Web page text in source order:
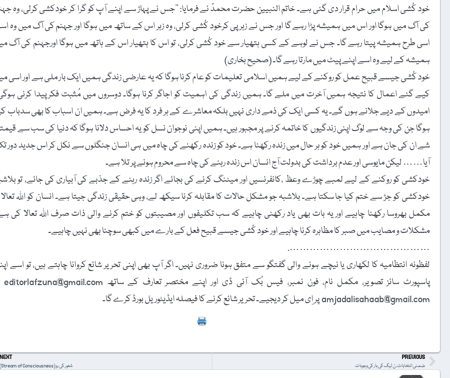
خود کُشی اسلام میں حرام قرار دی گئی ہے۔ خاتم النبیین حضرت محمدؐ نے فرمایا: ’’جس نے پہاڑ سے اپنے آپ کو گرا کر خودکشی کرلی، وہ
کی آگ میں ہوگا اور اس میں ہمیشہ پڑا رہے گا اور جس نے زہر پی کرخود کُشی کرلی، وہ زہر اس کے ساتھ میں ہوگا اور جہنم کی آگ میں وہ
اسی طرح ہمیشہ پیتا رہے گا۔ جس نے لوہے کے کسی ہتھیار سے خود کُشی کرلی، تو اس کا ہتھیار اس کے ہاتھ میں ہوگا اورجہنم کی آگ
ہمیشہ کے لیے وہ اسے اپنے پیٹ میں مارتا رہے گا۔ (صحیح بخاری)
خود کُشی جیسے قبیح عمل کو روکنے کے لیے ہمیں اسلامی تعلیمات کو عام کرنا ہوگا کہ یہ عارضی زندگی ہمیں ایک بار ملی ہے اور اسی
کیے گئے اعمال کا نتیجہ ہمیں آخرت میں ملے گا۔ ہمیں زندگی کی اہمیت کو اجاگر کرنا ہوگا۔ دوسروں میں مُثبت فکر پیدا کرنی
امیدوں کے دیے جلانے ہوں گے۔ یہ کسی ایک کی ذمے داری نہیں بلکہ معاشرے کے ہر فرد کا یہ فرض ہے۔ ہمیں ان اسباب کا بھی سدباب
ہوگا جن کی وجہ سے لوگ اپنی زندگیوں کا خاتمہ کرنے پر مجبور ہیں۔ ہمیں اپنی نوجوان نسل کو یہ احساس دلانا ہوگا کہ دنیا کی سب سے
شے ان کی جان ہے اور ہمیں خود کو ہر حال میں زندہ رکھنا ہے۔ خود کو زندہ رکھنے کی چاہ میں ہی انسان جنگلوں سے نکل کر اس جدید دور
آیا…… لیکن مایوسی اور عدم برداشت کی بدولت آج انسان اس زندہ رہنے کی چاہ سے محروم ہونے پر تلا ہے۔
خودکشی کو روکنے کے لیے لمبے چوڑے وعظ ،کانفرنسیں اور میٹنگ کرنے کی بجائے اگر زندہ رہنے کے جذبے کی آبیاری کی جائے، تو
خودکشی کو جڑ سے ختم کیا جا سکتا ہے۔ بلاشبہ جو مشکل حالات کا مقابلہ کرنا سیکھ لے، وہی حقیقی زندگی جیتا ہے۔ انسان کو اﷲ تعالا
مکمل بھروسا رکھنا چاہیے اور یہ بات بھی یاد رکھنی چاہیے کہ سب تکلیفوں اور مصیبتوں کو ختم کرنے والی ذات صرف اﷲ تعالا کی
مشکلات و مصایب میں صبر کا مظاہرہ کرنا چاہیے اور خود کُشی جیسے قبیح فعل کے بارے میں کبھی سوچنا بھی نہیں چاہیے۔
…………………………………….
لفظونہ انتظامیہ کا لکھاری یا نیچے ہونے والی گفتگو سے متفق ہونا ضروری نہیں۔ اگر آپ بھی اپنی تحریر شائع کروانا چاہتے ہیں، تو اسے
amjadalisahaab@gmail.com پر اِی میل کر دیجیے۔ تحریر شائع کرنے کا فیصلہ ایڈیٹوریل بورڈ کرے گا۔
PREVIOUS
ضمنی انتخابات، ن لیگ کی ہار کی وجوہات
NEXT
شعور کی رو (Stream of Consciousness)